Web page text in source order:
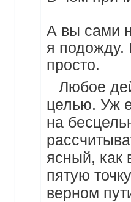
А вы сами
я подожду.
просто.
Любое
целью. Уж
на
ясный, как
пятую
верном